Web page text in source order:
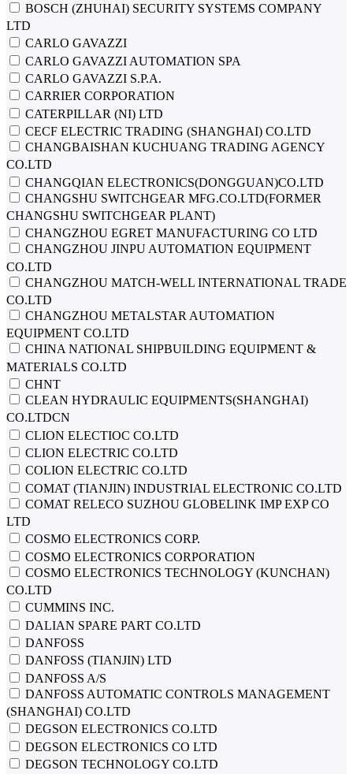
BOSCH (ZHUHAI) SECURITY SYSTEMS COMPANY
LTD
CARLO GAVAZZI
CARLO GAVAZZI AUTOMATION SPA
CARLO GAVAZZI S.P.A.
CARRIER CORPORATION
CATERPILLAR (NI) LTD
CECF ELECTRIC TRADING (SHANGHAI) CO.LTD
CHANGBAISHAN KUCHUANG TRADING AGENCY
CO.LTD
CHANGQIAN ELECTRONICS(DONGGUAN)CO.LTD
CHANGSHU SWITCHGEAR MFG.CO.LTD(FORMER
CHANGSHU SWITCHGEAR PLANT)
CHANGZHOU EGRET MANUFACTURING CO LTD
CHANGZHOU JINPU AUTOMATION EQUIPMENT
CO.LTD
CHANGZHOU MATCH-WELL INTERNATIONAL TRADE
CO.LTD
CHANGZHOU METALSTAR AUTOMATION
EQUIPMENT CO.LTD
CHINA NATIONAL SHIPBUILDING EQUIPMENT &
MATERIALS CO.LTD
CHNT
CLEAN HYDRAULIC EQUIPMENTS(SHANGHAI)
CO.LTDCN
CLION ELECTIOC CO.LTD
CLION ELECTRIC CO.LTD
COLION ELECTRIC CO.LTD
COMAT (TIANJIN) INDUSTRIAL ELECTRONIC CO.LTD
COMAT RELECO SUZHOU GLOBELINK IMP EXP CO
LTD
COSMO ELECTRONICS CORP.
COSMO ELECTRONICS CORPORATION
COSMO ELECTRONICS TECHNOLOGY (KUNCHAN)
CO.LTD
CUMMINS INC.
DALIAN SPARE PART CO.LTD
DANFOSS
DANFOSS (TIANJIN) LTD
DANFOSS A/S
DANFOSS AUTOMATIC CONTROLS MANAGEMENT
(SHANGHAI) CO.LTD
DEGSON ELECTRONICS CO.LTD
DEGSON ELECTRONICS CO LTD
DEGSON TECHNOLOGY CO.LTD